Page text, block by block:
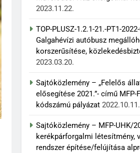
2023.11.22.
TOP-PLUSZ-1.2.1-21.-PT1-
Galgahévízi autóbusz
korszerűsítése,
2023.03.20.
Sajtóközlemény – „Felelős
elősegítése 2021.”- című MFP-
kódszámú pályázat 2022.10.11.
Sajtóközlemény – MFP-UHK/
kerékpárforgalmi létesítmény,
rendszer építése/felújítása